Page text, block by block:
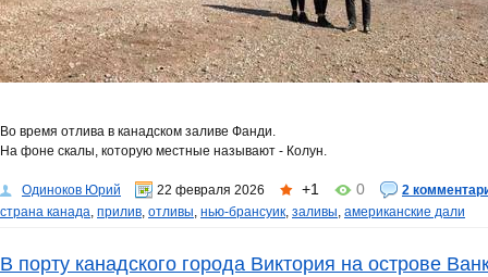
Во время отлива в канадском заливе Фанди.
На фоне скалы, которую местные называют - Колун.
Одиноков Юрий 22 февраля 2026 +1 0
2
страна канада, прилив, отливы, нью-брансуик, заливы, американские дали
В порту канадского города Виктория на острове